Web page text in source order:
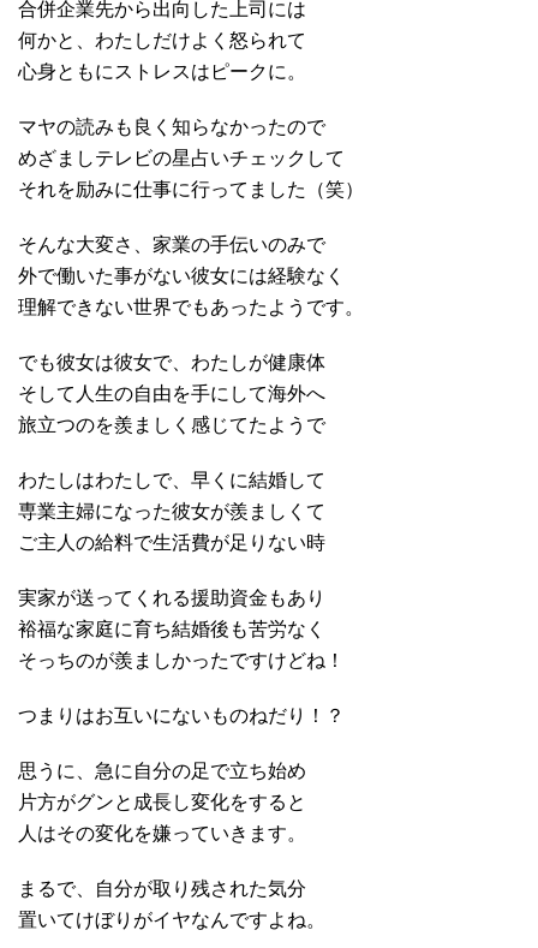
合併企業先から出向した上司には
何かと、わたしだけよく怒られて
心身ともにストレスはピークに。
マヤの読みも良く知らなかったので
めざましテレビの星占いチェックして
それを励みに仕事に行ってました（笑）
そんな大変さ、家業の手伝いのみで
外で働いた事がない彼女には経験なく
理解できない世界でもあったようです。
でも彼女は彼女で、わたしが健康体
そして人生の自由を手にして海外へ
旅立つのを羨ましく感じてたようで
わたしはわたしで、早くに結婚して
専業主婦になった彼女が羨ましくて
ご主人の給料で生活費が足りない時
実家が送ってくれる援助資金もあり
裕福な家庭に育ち結婚後も苦労なく
そっちのが羨ましかったですけどね！
つまりはお互いにないものねだり！？
思うに、急に自分の足で立ち始め
片方がグンと成長し変化をすると
人はその変化を嫌っていきます。
まるで、自分が取り残された気分
置いてけぼりがイヤなんですよね。